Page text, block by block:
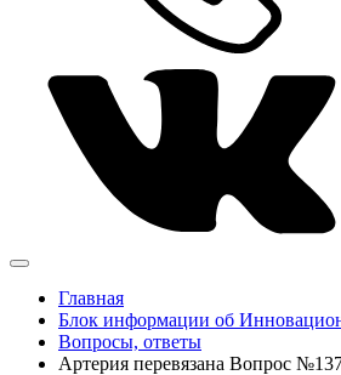
Главная
Блок информации об
Вопросы, ответы
Артерия перевязана Вопрос